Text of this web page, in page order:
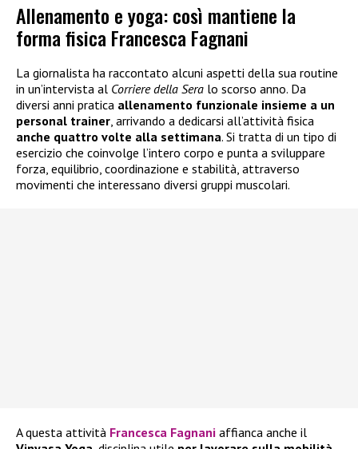
Allenamento e yoga: così mantiene la
forma fisica Francesca Fagnani
La giornalista ha raccontato alcuni aspetti della sua routine
in un’intervista al Corriere della Sera lo scorso anno. Da
diversi anni pratica allenamento funzionale insieme a un
personal trainer, arrivando a dedicarsi all’attività fisica
anche quattro volte alla settimana. Si tratta di un tipo di
esercizio che coinvolge l’intero corpo e punta a sviluppare
forza, equilibrio, coordinazione e stabilità, attraverso
movimenti che interessano diversi gruppi muscolari.
A questa attività Francesca Fagnani affianca anche il